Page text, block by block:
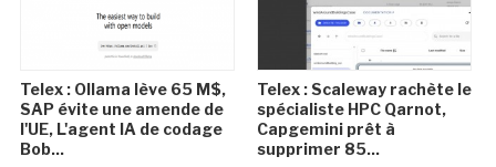
Telex : Ollama lève 65 M$,
SAP évite une amende de
l'UE, L'agent IA de codage
Bob...
Telex : Scaleway rachète le
spécialiste HPC Qarnot,
Capgemini prêt à
supprimer 85...